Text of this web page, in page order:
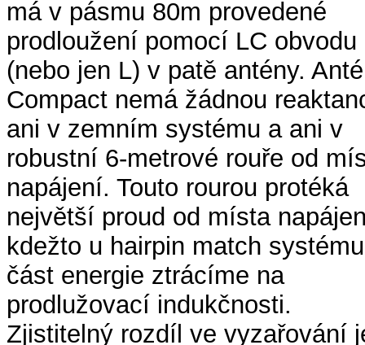
má v pásmu 80m provedené
prodloužení pomocí LC obvodu
(nebo jen L) v patě antény.
Compact nemá žádnou
ani v zemním systému a ani v
robustní 6-metrové rouře od
napájení. Touto rourou protéká
největší proud od místa
kdežto u hairpin match systému
část energie ztrácíme na
prodlužovací indukčnosti.
Zjistitelný rozdíl ve vyzařování